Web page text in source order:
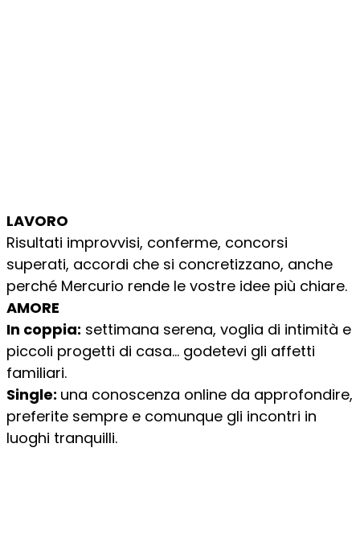
LAVORO
Risultati improvvisi, conferme, concorsi
superati, accordi che si concretizzano, anche
perché Mercurio rende le vostre idee più chiare.
AMORE
In coppia: settimana serena, voglia di intimità e
piccoli progetti di casa… godetevi gli affetti
familiari.
Single: una conoscenza online da approfondire,
preferite sempre e comunque gli incontri in
luoghi tranquilli.